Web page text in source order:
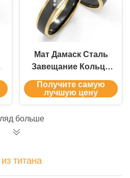
Мат Дамаск Сталь
Завещание Кольцо
Набор Циркон И К
Золото Кольцо Пара
Получите самую
лучшую цену
больше
титана